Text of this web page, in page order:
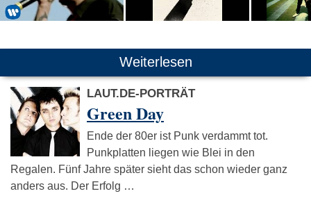
Weiterlesen
LAUT.DE-PORTRÄT
Green Day
Ende der 80er ist Punk verdammt tot.
Punkplatten liegen wie Blei in den
Regalen. Fünf Jahre später sieht das schon wieder ganz
anders aus. Der Erfolg …